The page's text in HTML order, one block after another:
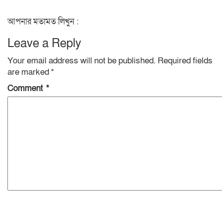
আপনার মতামত লিখুন :
Leave a Reply
Your email address will not be published. Required fields
are marked*
Comment *